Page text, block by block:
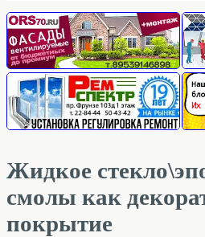
Жидкое
смолы как
покрытие